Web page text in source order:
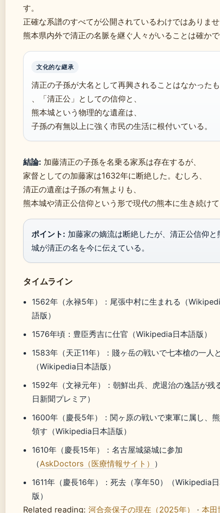
す。
正確な系譜のすべてが公開されているわけではありま
熊本県内外で清正の名脈を継ぐ人々がいることは確か
文化的な継承
清正の子孫が大名として再興されることはなかった
、「清正公」としての信仰と、
熊本城という物理的な遺産は、
子孫の有無以上に強く市民の生活に根付いている。
結論: 加藤清正の子孫を名乗る家系は存在するが、
家督としての加藤家は1632年に断絶した。むしろ、
清正の遺産は子孫の有無よりも、
熊本城や清正公信仰という形で現代の熊本に生き続け
ポイント: 加藤家の嫡流は断絶したが、清正公信仰と
城が清正の名を今に伝えている。
タイムライン
1562年（永禄5年）
：尾張中村に生まれる（
語版）
1576年頃 ：豊臣秀吉に仕官（Wikipedia日本語版）
1583年（天正11年）
：賤ヶ岳の戦いで七本槍の一人
（Wikipedia日本語版）
1592年（文禄元年）
：朝鮮出兵、虎退治の逸話が残
日新聞プレミア）
1600年（慶長5年）
：関ヶ原の戦いで東軍に属し、
領す（Wikipedia日本語版）
1610年（慶長15年）
：名古屋城築城に参加
（AskDoctors（医療情報サイト） ）
1611年（慶長16年）
：死去（享年50）（Wikipedia
版）
Related reading: 河合奈保子の現在（2025年） · 本田